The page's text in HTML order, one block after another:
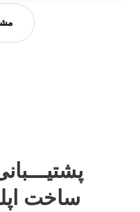
ساخت